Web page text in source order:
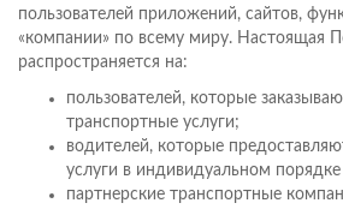
пользователей приложений, сайтов,
«компании» по всему миру. Настоящая
распространяется на:
пользователей, которые
транспортные услуги;
водителей, которые
услуги в индивидуальном порядке
партнерские транспортные